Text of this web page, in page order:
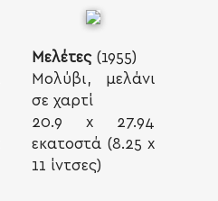
Μελέτες(1955)
Μολύβι, μελάνι
σε χαρτί
20.9 x 27.94
εκατοστά (8.25 x
11 ίντσες)